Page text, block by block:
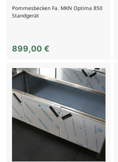
Pommesbecken Fa. MKN Optima 850
Standgerät
899,00 €